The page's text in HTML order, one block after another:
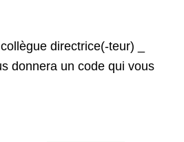
directrice(-teur) _
donnera un code qui vous